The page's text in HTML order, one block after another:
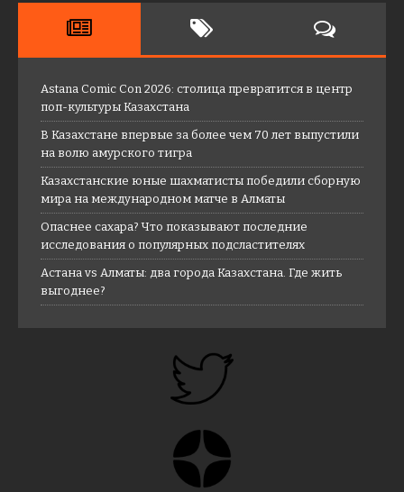
Astana Comic Con 2026: столица превратится в центр
поп-культуры Казахстана
В Казахстане впервые за более чем 70 лет выпустили
на волю амурского тигра
Казахстанские юные шахматисты победили сборную
мира на международном матче в Алматы
Опаснее сахара? Что показывают последние
исследования о популярных подсластителях
Астана vs Алматы: два города Казахстана. Где жить
выгоднее?